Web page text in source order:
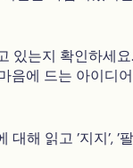
있는지 확인하세
음에 드는 아이디
대해 읽고 '지지', '